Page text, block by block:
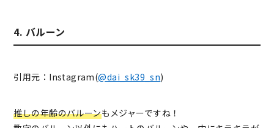
4. バルーン
引用元：Instagram(@dai_sk39_sn)
推しの年齢のバルーンもメジャーですね！